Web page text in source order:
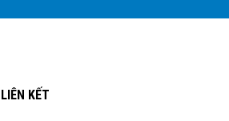
LIÊN KẾT